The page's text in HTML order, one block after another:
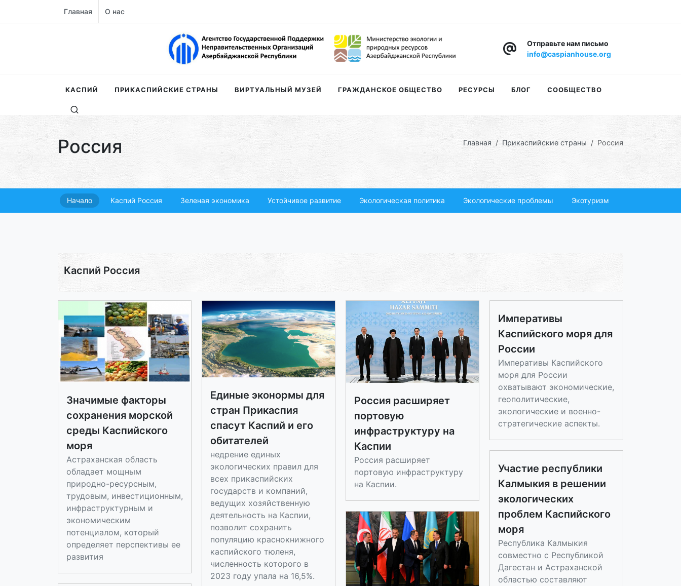
Главная О нас
Отправьте нам письмо
info@caspianhouse.org
КАСПИЙ ПРИКАСПИЙСКИЕ СТРАНЫ ВИРТУАЛЬНЫЙ МУЗЕЙ ГРАЖДАНСКОЕ ОБЩЕСТВО РЕСУРСЫ БЛОГ СООБЩЕСТВО
Россия Главная Прикаспийские страны Россия
Начало Каспий Россия Зеленая экономика Устойчивое развитие Экологическая политика Экологические проблемы Экотуризм
Каспий Россия
Значимые факторы
сохранения морской
среды Каспийского
моря
Астраханская область
обладает мощным
природно-ресурсным,
трудовым, инвестиционным,
инфраструктурным и
экономическим
потенциалом, который
определяет перспективы ее
развития
Единые эконормы для
стран Прикаспия
спасут Каспий и его
обитателей
недрение единых
экологических правил для
всех прикаспийских
государств и компаний,
ведущих хозяйственную
деятельность на Каспии,
позволит сохранить
популяцию краснокнижного
каспийского тюленя,
численность которого в
2023 году упала на 16,5%.
Россия расширяет
портовую
инфраструктуру на
Каспии
Россия расширяет
портовую инфраструктуру
на Каспии.
Императивы
Каспийского моря для
России
Императивы Каспийского
моря для России
охватывают экономические,
геополитические,
экологические и военно-
стратегические аспекты.
Участие республики
Калмыкия в решении
экологических
проблем Каспийского
моря
Республика Калмыкия
совместно с Республикой
Дагестан и Астраханской
областью составляют